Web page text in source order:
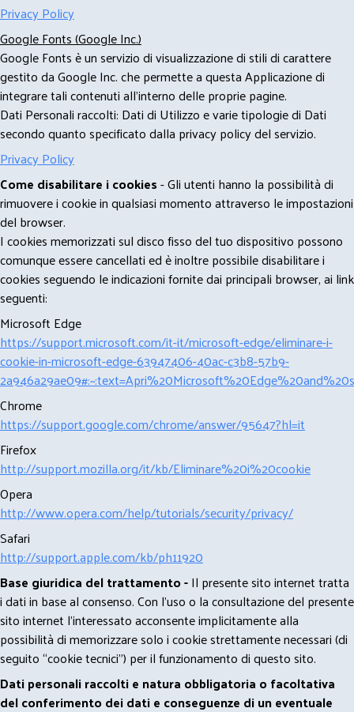
Privacy Policy
Google Fonts (Google Inc.)
Google Fonts è un servizio di visualizzazione di stili di carattere
gestito da Google Inc. che permette a questa Applicazione di
integrare tali contenuti all'interno delle proprie pagine.
Dati Personali raccolti: Dati di Utilizzo e varie tipologie di Dati
secondo quanto specificato dalla privacy policy del servizio.
Privacy Policy
Come disabilitare i cookies- Gli utenti hanno la possibilità di
rimuovere i cookie in qualsiasi momento attraverso le impostazioni
del browser.
I cookies memorizzati sul disco fisso del tuo dispositivo possono
comunque essere cancellati ed è inoltre possibile disabilitare i
cookies seguendo le indicazioni fornite dai principali browser, ai link
seguenti:
Microsoft Edge
https://support.microsoft.com/it-it/microsoft-edge/eliminare-i-
cookie-in-microsoft-edge-63947406-40ac-c3b8-57b9-
Chrome
https://support.google.com/chrome/answer/95647?hl=it
Firefox
http://support.mozilla.org/it/kb/Eliminare%20i%20cookie
Opera
http://www.opera.com/help/tutorials/security/privacy/
Safari
http://support.apple.com/kb/ph11920
Base giuridica del trattamento -Il presente sito internet tratta
i dati in base al consenso. Con l'uso o la consultazione del presente
sito internet l’interessato acconsente implicitamente alla
possibilità di memorizzare solo i cookie strettamente necessari (di
seguito “cookie tecnici”) per il funzionamento di questo sito.
Dati personali raccolti e natura obbligatoria o facoltativa
del conferimento dei dati e conseguenze di un eventuale